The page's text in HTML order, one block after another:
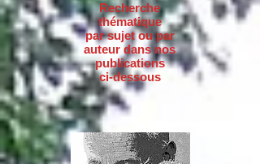
Recherche
thématique
par sujet ou par
auteur dans nos
publications
ci-dessous